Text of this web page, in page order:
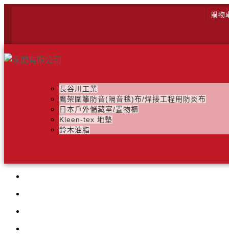
購物
長谷川工業
鷹架圍籬防音(隔音毯)布/焊接工程用防炎布
日本戶外儲藏室/置物櫃
Kleen-tex 地墊
鈴木油脂